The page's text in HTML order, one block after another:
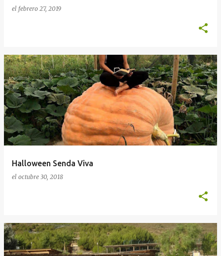
el febrero 27, 2019
Halloween Senda Viva
el octubre 30, 2018